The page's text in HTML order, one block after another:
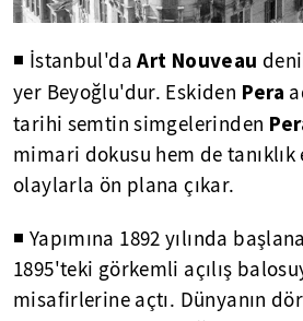
◾ İstanbul'daArt Nouveau
yer Beyoğlu'dur. Eskiden Pera
tarihi semtin simgelerinden
mimari dokusu hem de
olaylarla ön plana çıkar.
◾ Yapımına 1892 yılında
1895'teki görkemli açılış
misafirlerine açtı. Dünyanın